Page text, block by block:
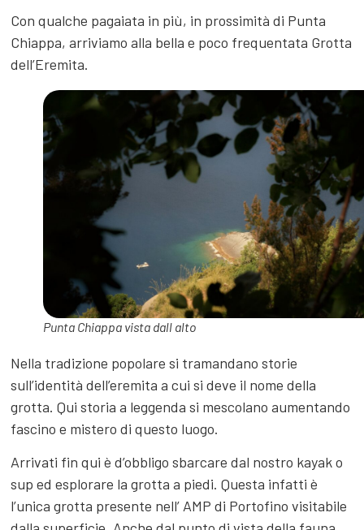
Con qualche pagaiata in più, in prossimità di Punta
Chiappa, arriviamo alla bella e poco frequentata Grotta
dell’Eremita.
Punta Chiappa vista dall alto
Nella tradizione popolare si tramandano storie
sull’identità dell’eremita a cui si deve il nome della
grotta. Qui storia a leggenda si mescolano aumentando
fascino e mistero di questo luogo.
Arrivati fin qui è d’obbligo sbarcare dal nostro kayak o
sup ed esplorare la grotta a piedi. Questa infatti è
l’unica grotta presente nell’ AMP di Portofino visitabile